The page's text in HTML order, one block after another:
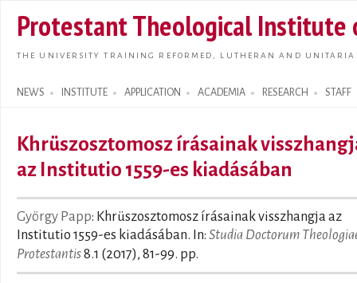
main
Protestant Theological Institute
THE UNIVERSITY TRAINING REFORMED, LUTHERAN AND
NEWS INSTITUTE APPLICATION ACADEMIA RESEARCH STAFF
Search form
Khrüszosztomosz írásainak
az Institutio 1559-es kiadásában
György Papp: Khrüszosztomosz írásainak visszhangja az
Institutio 1559-es kiadásában. In: Studia Doctorum
Protestantis8.1 (2017), 81-99. pp.